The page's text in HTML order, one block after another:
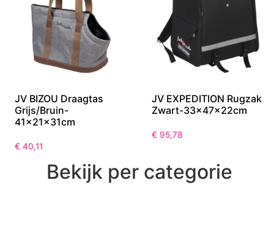
JV BIZOU Draagtas
Grijs/Bruin-
41x21x31cm
€ 40,11
JV EXPEDITION Rugzak
Zwart-33x47x22cm
€ 95,78
Bekijk per categorie